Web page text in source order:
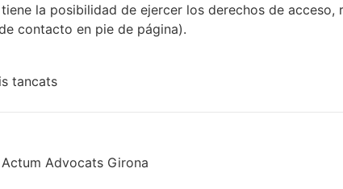
la posibilidad de ejercer los derechos de
contacto en pie de página).
tancats